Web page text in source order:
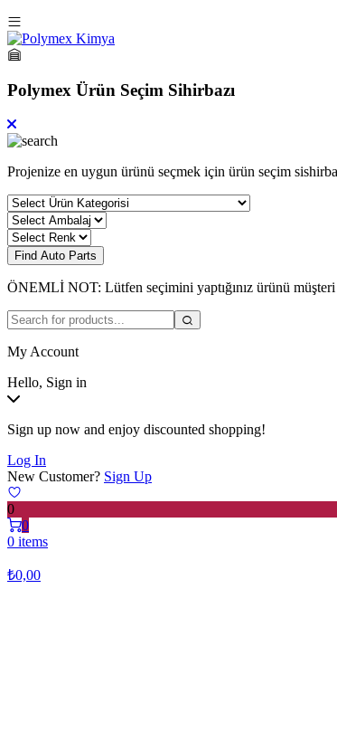
Polymex Ürün Seçim Sihirbazı
Projenize en uygun ürünü seçmek için ürün seçim
Find Auto Parts
ÖNEMLİ NOT: Lütfen seçimini yaptığınız ürünü müşteri
My Account
Hello, Sign in
Sign up now and enjoy discounted shopping!
Log In
New Customer? Sign Up
0
0
0 items
₺0,00